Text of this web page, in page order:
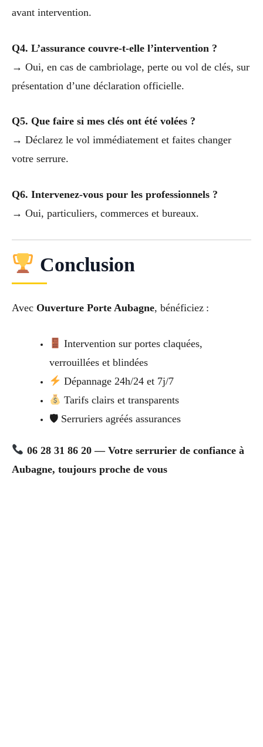
avant intervention.
Q4. L’assurance couvre-t-elle l’intervention ?
→ Oui, en cas de cambriolage, perte ou vol de clés, sur
présentation d’une déclaration officielle.
Q5. Que faire si mes clés ont été volées ?
→ Déclarez le vol immédiatement et faites changer
votre serrure.
Q6. Intervenez-vous pour les professionnels ?
→ Oui, particuliers, commerces et bureaux.
Conclusion
Avec Ouverture Porte Aubagne, bénéficiez :
Intervention sur portes claquées,
verrouillées et blindées
Dépannage 24h/24 et 7j/7
Tarifs clairs et transparents
🛡 Serruriers agréés assurances
06 28 31 86 20 — Votre serrurier de confiance à
Aubagne, toujours proche de vous